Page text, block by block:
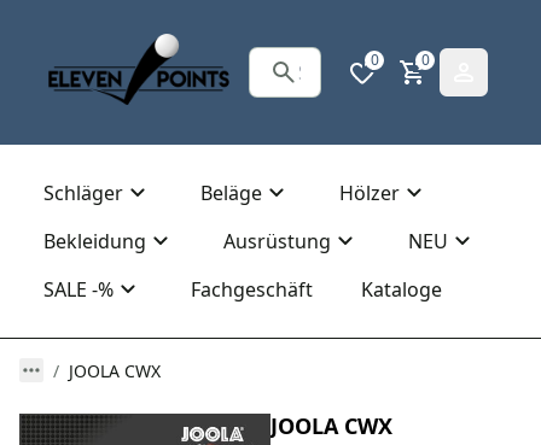
0 0
Schläger Beläge
Hölzer
Bekleidung
Ausrüstung
NEU
SALE -%
Fachgeschäft Kataloge
JOOLA CWX
JOOLA CWX